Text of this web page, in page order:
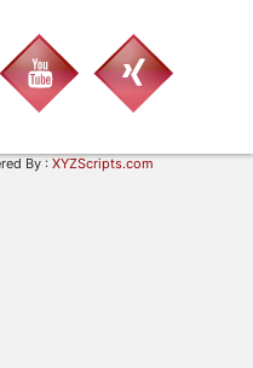
By : XYZScripts.com